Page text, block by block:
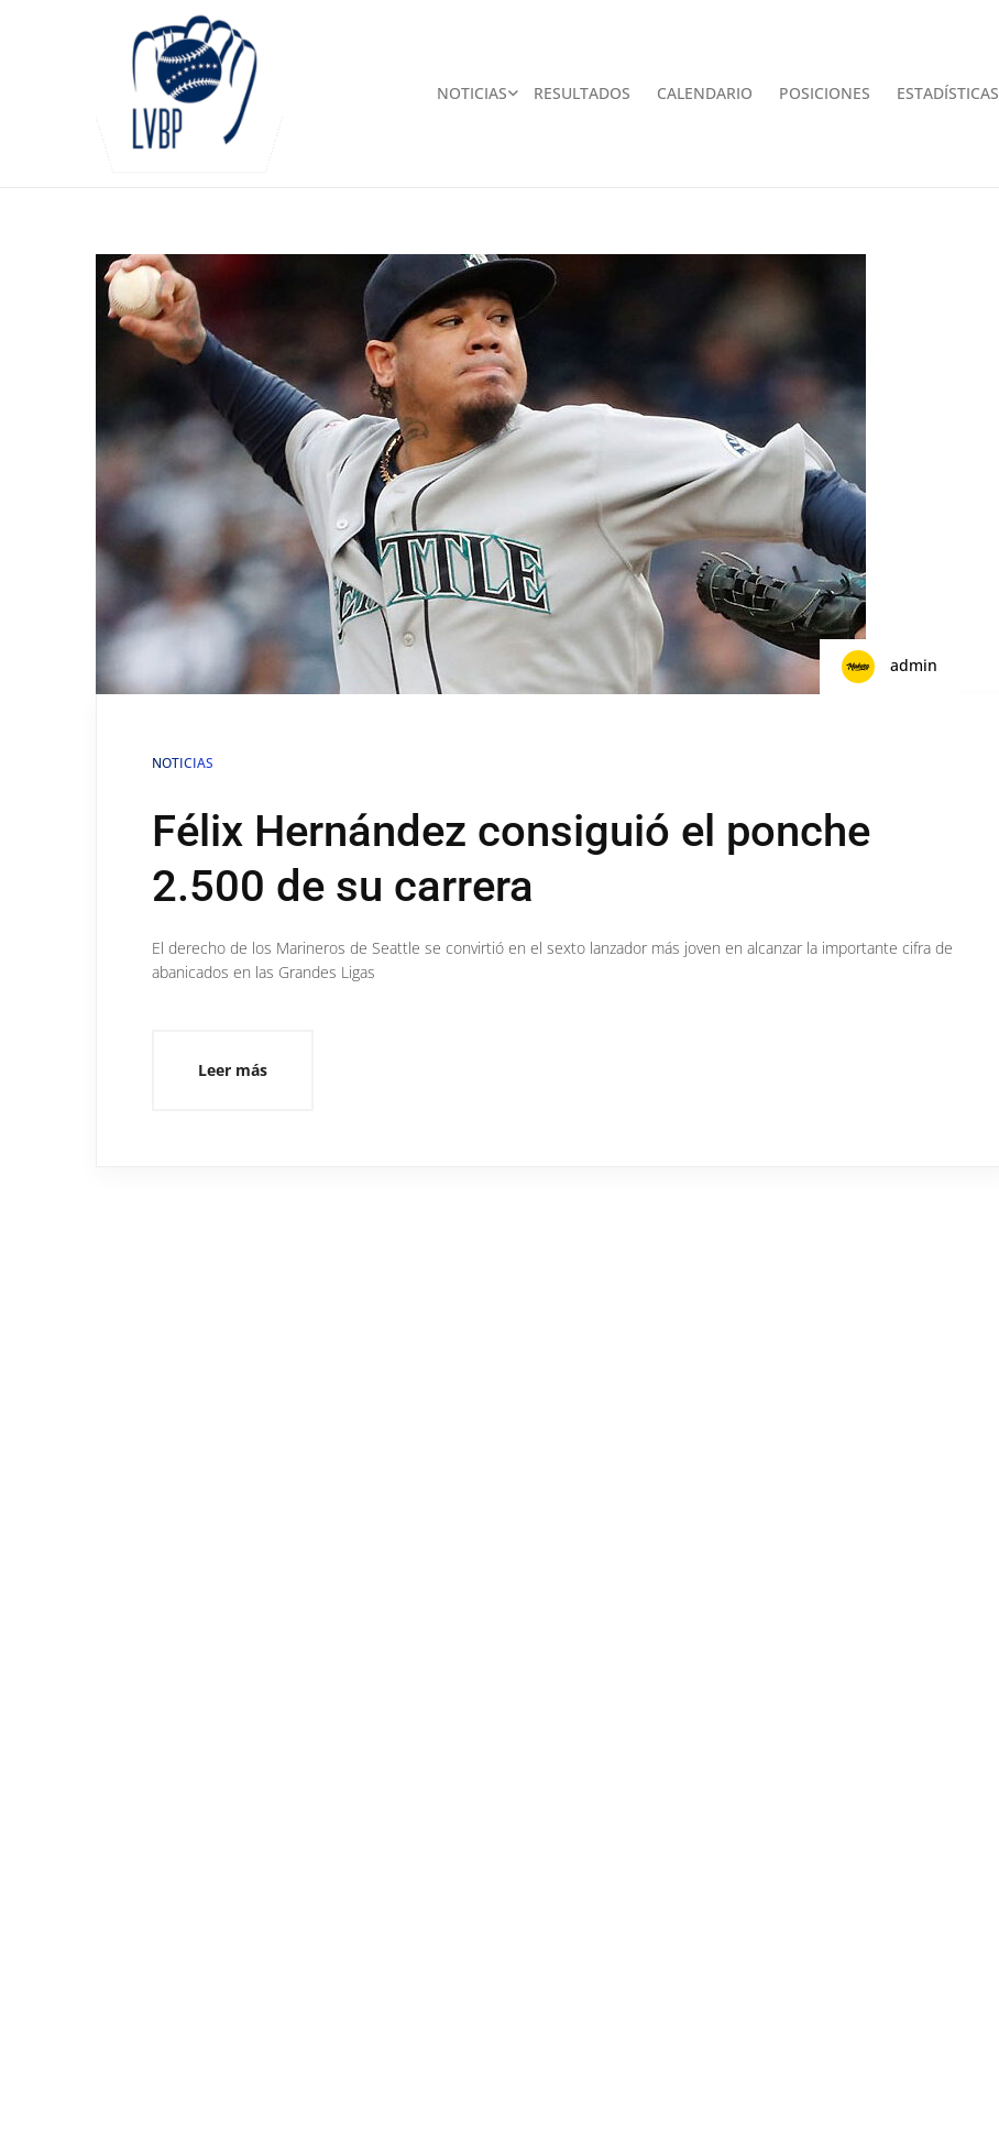
NOTICIAS RESULTADOS CALENDARIO POSICIONES ESTADÍSTICAS
admin
NOTICIAS
Félix Hernández consiguió el ponche
2.500 de su carrera
El derecho de los Marineros de Seattle se convirtió en el sexto lanzador más joven en alcanzar la importante cifra de
abanicados en las Grandes Ligas
Leer más